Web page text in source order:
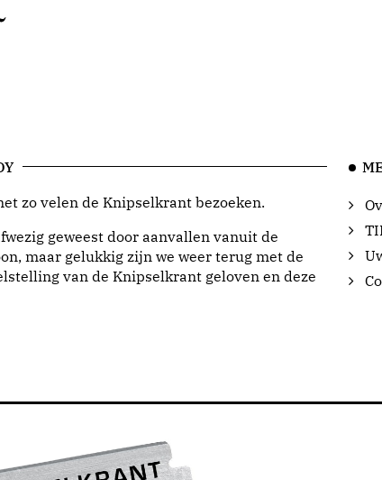
zo velen de Knipselkrant bezoeken.
geweest door aanvallen vanuit de
maar gelukkig zijn we weer terug met de
van de Knipselkrant geloven en deze